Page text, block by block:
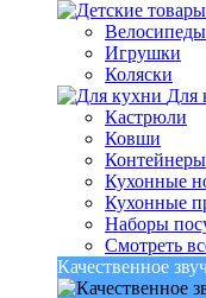
Велосипеды
Игрушки
Коляски
Для
Кастрюли
Ковши
Кухонные
Кухонные
Наборы
Смотреть
Качественное